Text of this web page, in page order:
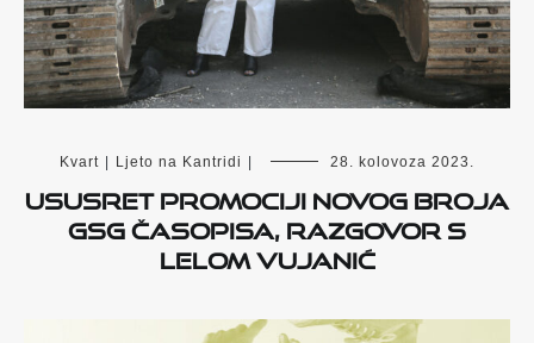
Kvart | Ljeto na Kantridi | 28. kolovoza 2023.
Ususret promociji novog broja
GSG časopisa, razgovor s
Lelom Vujanić